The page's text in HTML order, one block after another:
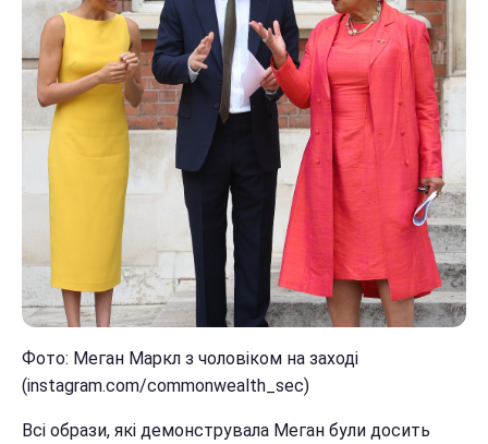
Фото: Меган Маркл з чоловіком на заході
(instagram.com/commonwealth_sec)
Всі образи, які демонструвала Меган були досить